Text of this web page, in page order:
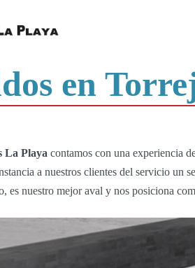
en
La Playa contamos con una experiencia
a nuestros clientes del servicio un
es nuestro mejor aval y nos posiciona